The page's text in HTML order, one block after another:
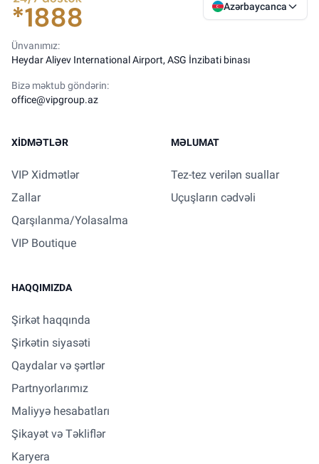
Azərbaycanca
Ünvanımız:
Heydar Aliyev International Airport, ASG İnzibati binası
Bizə məktub göndərin:
office@vipgroup.az
XIDMƏTLƏR
VIP Xidmətlər
Zallar
Qarşılanma/Yolasalma
VIP Boutique
MƏLUMAT
Tez-tez verilən suallar
Uçuşların cədvəli
HAQQIMIZDA
Şirkət haqqında
Şirkətin siyasəti
Qaydalar və şərtlər
Partnyorlarımız
Maliyyə hesabatları
Şikayət və Təkliflər
Karyera